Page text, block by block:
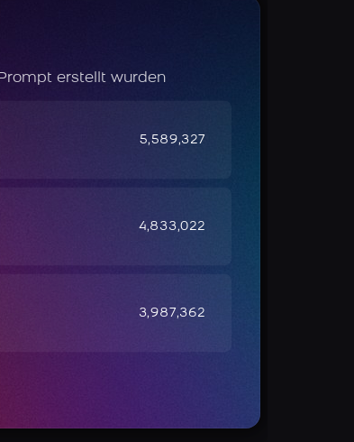
erstellt wurden
5,589,327
4,833,022
3,987,362